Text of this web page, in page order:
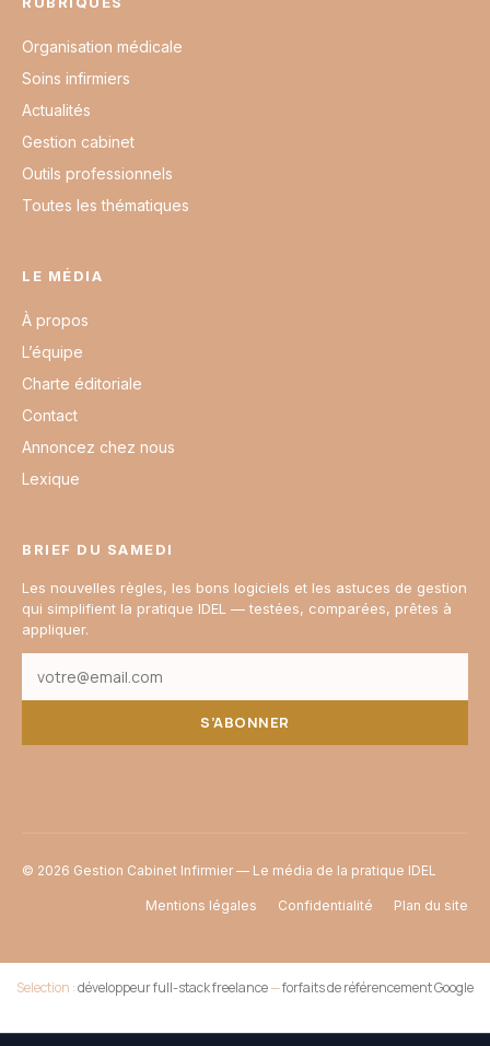
Organisation médicale
Soins infirmiers
Actualités
Gestion cabinet
Outils professionnels
Toutes les thématiques
LE MÉDIA
À propos
L’équipe
Charte éditoriale
Contact
Annoncez chez nous
Lexique
BRIEF DU SAMEDI
Les nouvelles règles, les bons logiciels et les astuces de gestion
qui simplifient la pratique IDEL — testées, comparées, prêtes à
appliquer.
S’ABONNER
© 2026 Gestion Cabinet Infirmier — Le média de la pratique IDEL
Mentions légales Confidentialité Plan du site
Selection :développeur full-stack freelance—forfaits de référencement Google